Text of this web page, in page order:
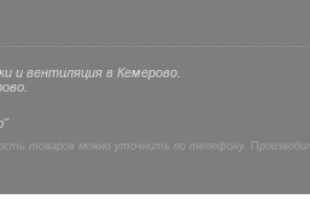
и вентиляция в Кемерово.
товаров можно уточнить по телефону.